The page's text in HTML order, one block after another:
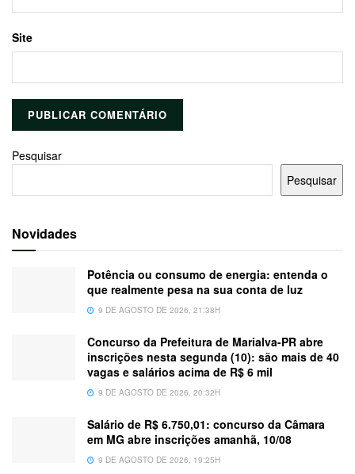
Site
Pesquisar
Pesquisar
Novidades
Potência ou consumo de energia: entenda o
que realmente pesa na sua conta de luz
9 DE AGOSTO DE 2026, 21:38H
Concurso da Prefeitura de Marialva-PR abre
inscrições nesta segunda (10): são mais de 40
vagas e salários acima de R$ 6 mil
9 DE AGOSTO DE 2026, 20:32H
Salário de R$ 6.750,01: concurso da Câmara
em MG abre inscrições amanhã, 10/08
9 DE AGOSTO DE 2026, 19:25H